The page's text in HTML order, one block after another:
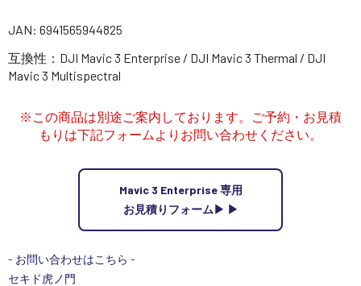
サポート・Q&A / 法人・学生のお客様
取扱店舗一覧
SEKIDO
コーポレートサイト
JAN: 6941565944825
互換性：DJI Mavic 3 Enterprise / DJI Mavic 3 Thermal / DJI
Mavic 3 Multispectral
※この商品は別途ご案内しております。ご予約・お見積
もりは下記フォームよりお問い合わせください。
Mavic 3 Enterprise 専用
お見積りフォーム▶ ▶︎
- お問い合わせはこちら -
セキド虎ノ門